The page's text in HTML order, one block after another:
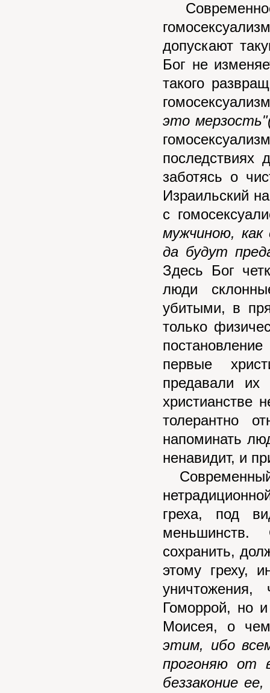
Современное
допускают
Бог не
такого
это
последствиях
заботясь о
Израильский
с
мужчиною,
да будут
Здесь Бог
люди
убитыми, в
только
первые
предавали
христианстве
толерантно
напоминать
ненавидит, и
Современный
греха, под
сохранить,
этому греху,
Гоморрой, но
Моисея, о
этим, ибо
прогоняю от
беззаконие